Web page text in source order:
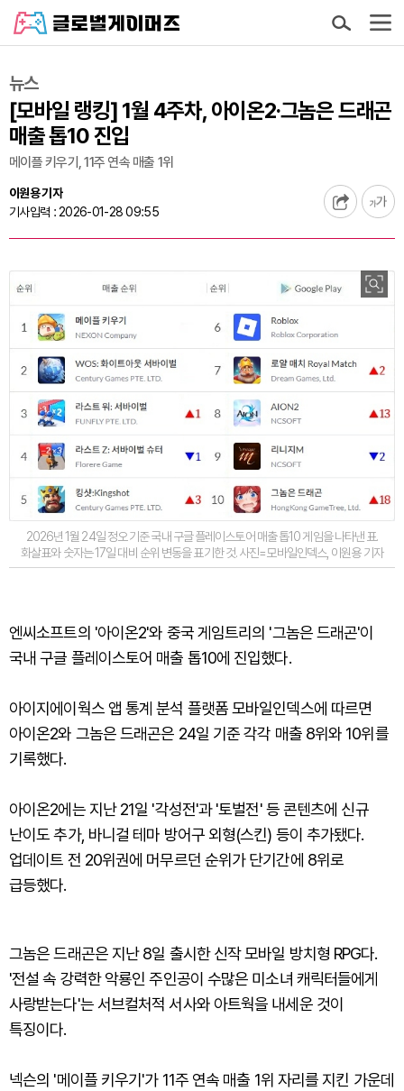
뉴스
[모바일 랭킹] 1월 4주차, 아이온2·그놈은 드래곤
매출 톱10 진입
메이플 키우기, 11주 연속 매출 1위
이원용 기자
기사입력 : 2026-01-28 09:55
2026년 1월 24일 정오 기준 국내 구글 플레이스토어 매출 톱10 게임을 나타낸 표.
화살표와 숫자는 17일 대비 순위 변동을 표기한 것. 사진=모바일인덱스, 이원용 기자
엔씨소프트의 '아이온2'와 중국 게임트리의 '그놈은 드래곤'이
국내 구글 플레이스토어 매출 톱10에 진입했다.
아이지에이웍스 앱 통계 분석 플랫폼 모바일인덱스에 따르면
아이온2와 그놈은 드래곤은 24일 기준 각각 매출 8위와 10위를
기록했다.
아이온2에는 지난 21일 '각성전'과 '토벌전' 등 콘텐츠에 신규
난이도 추가, 바니걸 테마 방어구 외형(스킨) 등이 추가됐다.
업데이트 전 20위권에 머무르던 순위가 단기간에 8위로
급등했다.
그놈은 드래곤은 지난 8일 출시한 신작 모바일 방치형 RPG다.
'전설 속 강력한 악룡인 주인공이 수많은 미소녀 캐릭터들에게
사랑받는다'는 서브컬처적 서사와 아트웍을 내세운 것이
특징이다.
넥슨의 '메이플 키우기'가 11주 연속 매출 1위 자리를 지킨 가운데